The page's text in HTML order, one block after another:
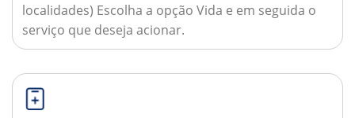
localidades) Escolha a opção Vida e em seguida o
serviço que deseja acionar.